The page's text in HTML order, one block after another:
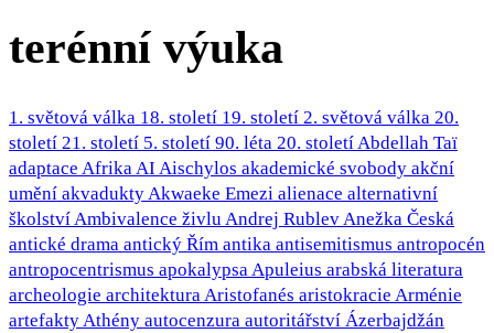
terénní výuka
1. světová válka 18. století 19. století 2. světová válka 20.
století 21. století 5. století 90. léta 20. stoletíAbdellah Taï
adaptace AfrikaAI Aischylos akademické svobody akční
umění akvaduktyAkwaeke Emezi alienace alternativní
školstvíAmbivalence živlu Andrej RublevAnežka Česká
antické drama antický Řím antika antisemitismus antropocén
antropocentrismus apokalypsaApuleius arabská literatura
archeologie architekturaAristofanés aristokracie Arménie
artefaktyAthény autocenzura autoritářství Ázerbajdžán